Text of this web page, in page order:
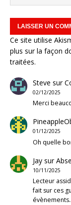
Ce site utilise
plus sur la façon
traitées.
Steve sur
02/12/2025
Merci
01/12/2025
Oh quelle
Jaysur
10/11/2025
Lecteur
fait sur ces